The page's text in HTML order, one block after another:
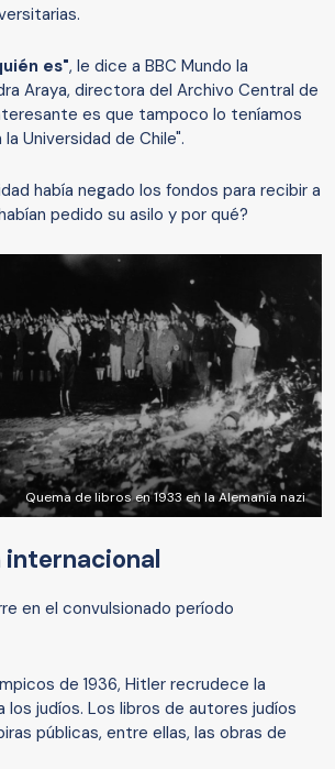
es", le dice a BBC Mundo la
Araya, directora del Archivo Central de
es que tampoco lo teníamos
Universidad de Chile".
había negado los fondos para recibir a
pedido su asilo y por qué?
Quema de libros en 1933 en la Alemania nazi
en el convulsionado período
de 1936, Hitler recrudece la
judíos. Los libros de autores judíos
públicas, entre ellas, las obras de